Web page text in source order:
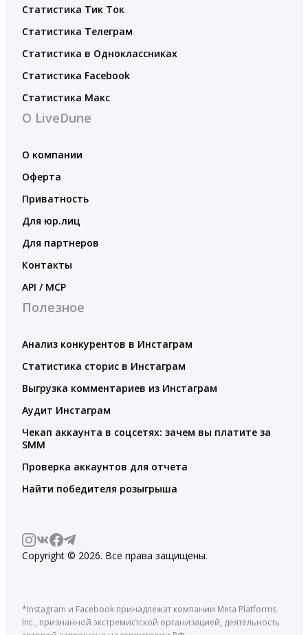
Статистика Тик Ток
Статистика Телеграм
Статистика в Одноклассниках
Статистика Facebook
Статистика Макс
О LiveDune
О компании
Оферта
Приватность
Для юр.лиц
Для партнеров
Контакты
API / MCP
Полезное
Анализ конкурентов в Инстаграм
Статистика сторис в Инстаграм
Выгрузка комментариев из Инстаграм
Аудит Инстаграм
Чекап аккаунта в соцсетях: зачем вы платите за
SMM
Проверка аккаунтов для отчета
Найти победителя розыгрыша
Copyright © 2026. Все права защищены.
*Instagram и Facebook принадлежат компании Meta Platforms
Inc., признанной экстремистской организацией, деятельность